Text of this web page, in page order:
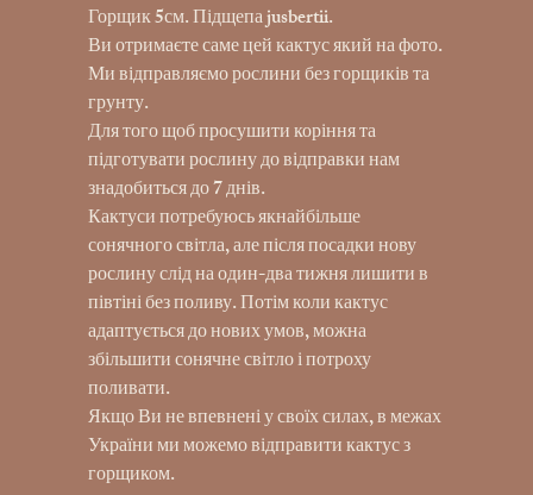
Горщик 5см. Підщепа jusbertii.
Ви отримаєте саме цей кактус який на фото.
Ми відправляємо рослини без горщиків та
грунту.
Для того щоб просушити коріння та
підготувати рослину до відправки нам
знадобиться до 7 днів.
Кактуси потребуюсь якнайбільше
сонячного світла, але після посадки нову
рослину слід на один-два тижня лишити в
півтіні без поливу. Потім коли кактус
адаптується до нових умов, можна
збільшити сонячне світло і потроху
поливати.
Якщо Ви не впевнені у своїх силах, в межах
України ми можемо відправити кактус з
горщиком.